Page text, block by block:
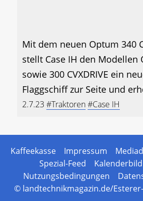
Mit dem neuen Optum 340
stellt Case IH den Modellen
sowie 300 CVXDRIVE ein
Flaggschiff zur Seite und
2.7.23 #Traktoren#Case IH
Kaffeekasse Impressum
Spezial-Feed
Kalenderbild
Nutzungsbedingungen
© landtechnikmagazin.de/